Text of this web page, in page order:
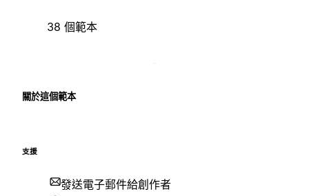
38 個範本
關於這個範本
支援
發送電子郵件給創作者